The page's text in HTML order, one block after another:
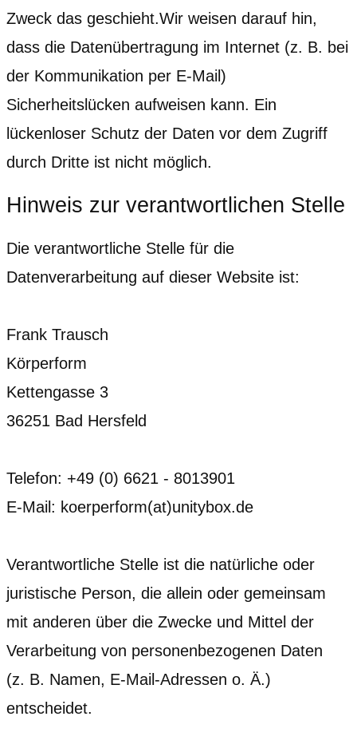
Zweck das geschieht.Wir weisen darauf hin,
dass die Datenübertragung im Internet (z. B. bei
der Kommunikation per E-Mail)
Sicherheitslücken aufweisen kann. Ein
lückenloser Schutz der Daten vor dem Zugriff
durch Dritte ist nicht möglich.
Hinweis zur verantwortlichen Stelle
Die verantwortliche Stelle für die
Datenverarbeitung auf dieser Website ist:
Frank Trausch
Körperform
Kettengasse 3
36251 Bad Hersfeld
Telefon: +49 (0) 6621 - 8013901
E-Mail: koerperform(at)unitybox.de
Verantwortliche Stelle ist die natürliche oder
juristische Person, die allein oder gemeinsam
mit anderen über die Zwecke und Mittel der
Verarbeitung von personenbezogenen Daten
(z. B. Namen, E-Mail-Adressen o. Ä.)
entscheidet.